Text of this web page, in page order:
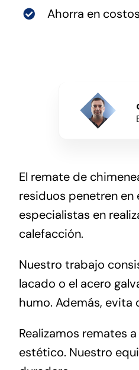
Ahorra en
El remate de
residuos penetren en
especialistas en
calefacción.
Nuestro trabajo
lacado o el acero
humo. Además, evita
Realizamos remates
estético. Nuestro